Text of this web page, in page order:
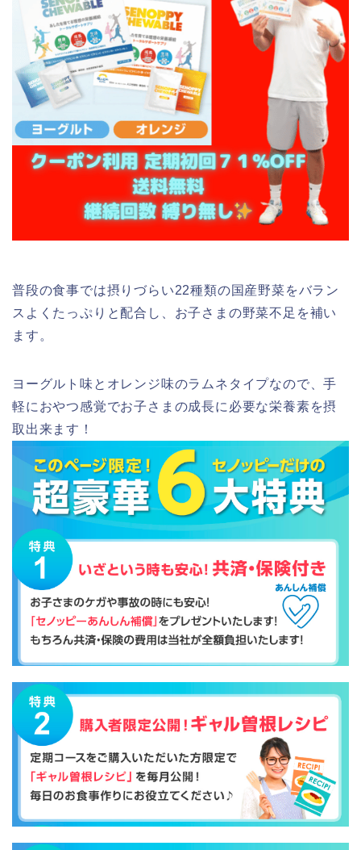
普段の食事では摂りづらい22種類の国産野菜をバラン
スよくたっぷりと配合し、お子さまの野菜不足を補い
ます。
ヨーグルト味とオレンジ味のラムネタイプなので、手
軽におやつ感覚でお子さまの成長に必要な栄養素を摂
取出来ます！